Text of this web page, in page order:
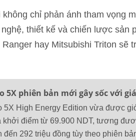
chỉ phản ánh tham vọng
thiết kế và chiến lược sản
hay Mitsubishi Triton sẽ
5X phiên bản mới gây sốc với
5X High Energy Edition vừa được
điểm từ 69.900 NDT, tương
đến 292 triệu đồng tùy theo phiên